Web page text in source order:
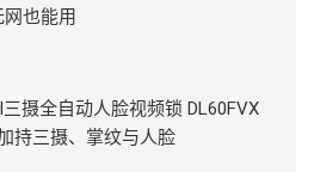
也能用
摄全自动人脸视频锁 DL60FVX
持三摄、掌纹与人脸